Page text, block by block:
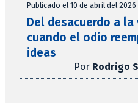
Publicado el 10 de abril del 2026
Del desacuerdo a
cuando el odio
ideas
Por Rodrigo